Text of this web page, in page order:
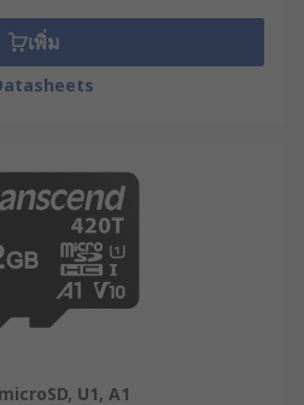
คัญ เพราะแต่ละรุ่นมี
ามจุ ความเร็ว และความ
สมอาจทำให้ข้อมูลสูญหาย
วไป เลือก Micro SD
หยัดก็เพียงพอ แต่หาก
ลือก Memory Card
ล์ขนาดใหญ่หรือวิดีโอ
ลือก Class ให้เหมาะกับ
สำหรับวิดีโอ หรือ V60-
เพิ่ม
U1, A1